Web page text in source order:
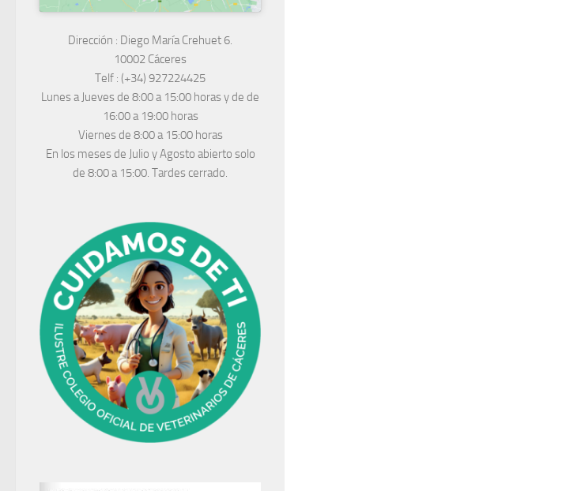
Dirección : Diego María Crehuet 6.
10002 Cáceres
Telf : (+34) 927224425
Lunes a Jueves de 8:00 a 15:00 horas y de de
16:00 a 19:00 horas
Viernes de 8:00 a 15:00 horas
En los meses de Julio y Agosto abierto solo
de 8:00 a 15:00. Tardes cerrado.